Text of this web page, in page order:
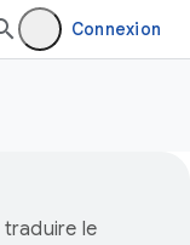
Connexion
le